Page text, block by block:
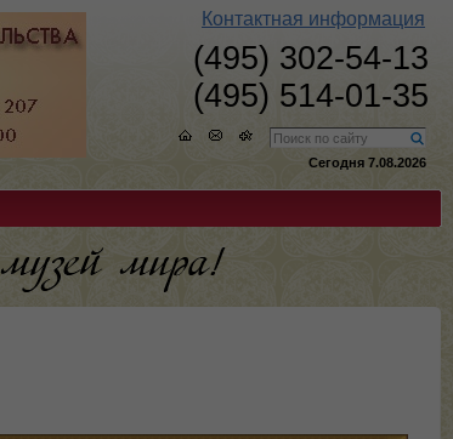
Контактная информация
(495) 302-54-13
(495) 514-01-35
Сегодня 7.08.2026